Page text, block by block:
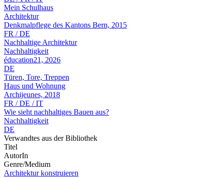
Mein Schulhaus
Architektur
Denkmalpflege des Kantons Bern, 2015
FR / DE
Nachhaltige Architektur
Nachhaltigkeit
éducation21, 2026
DE
Türen, Tore, Treppen
Haus und Wohnung
Archijeunes, 2018
FR / DE / IT
Wie sieht nachhaltiges Bauen aus?
Nachhaltigkeit
DE
Verwandtes aus der Bibliothek
Titel
AutorIn
Genre/Medium
Architektur konstruieren